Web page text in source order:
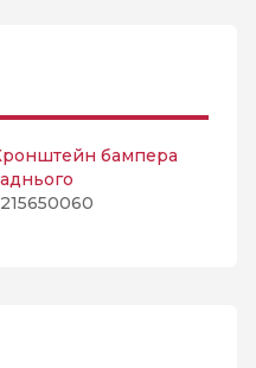
бампера